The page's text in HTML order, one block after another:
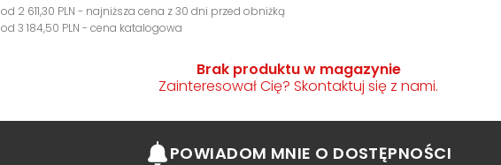
od 2 611,30 PLN - najniższa cena z 30 dni przed obniżką
od 3 184,50 PLN - cena katalogowa
Brak produktu w magazynie
Zainteresował Cię? Skontaktuj się z nami.
POWIADOM MNIE O DOSTĘPNOŚCI